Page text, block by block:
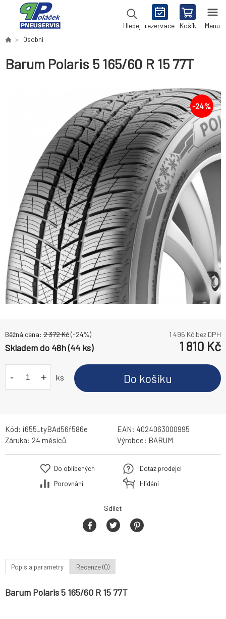
Hledej rezervace Košík Menu
Osobní
Barum Polaris 5 165/60 R 15 77T
-24%
Běžná cena: 2 372Kč(-24%) 1 496 Kč bez DPH
Skladem do 48h (44 ks) 1 810 Kč
- + ks Do košíku
Kód: i655_tyBAd56f586e EAN: 4024063000995
Záruka: 24 měsíců Výrobce: BARUM
Do oblíbených
Porovnání
Dotaz prodejci
Hlídání
Sdílet
Popis a parametry Recenze (0)
Barum Polaris 5 165/60 R 15 77T